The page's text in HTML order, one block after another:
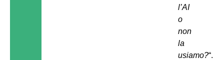
l’AI
o
non
la
usiamo?“.